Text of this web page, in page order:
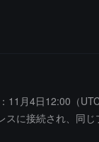
11月4日12:00（
に接続され、同